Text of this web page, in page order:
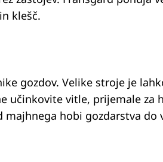
klešč.
gozdov. Velike stroje je
učinkovite vitle, prijemale za
hobi gozdarstva do